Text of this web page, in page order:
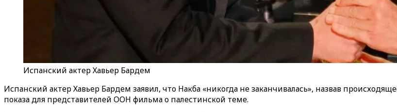
Испанский актер Хавьер Бардем
Испанский актер Хавьер Бардем заявил, что Накба «никогда не заканчивалась», назвав
показа для представителей ООН фильма о палестинской теме.